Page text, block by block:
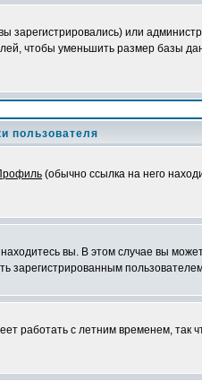
или
чтобы уменьшить размер базы
пользователя
(обычно ссылка на него
вы. В этом случае вы
зарегистрированным
работать с летним временем, так